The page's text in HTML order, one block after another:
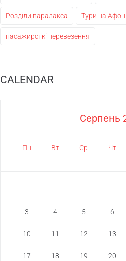
Розділи паралакса Тури на Афон
пасажирсткі перевезення
CALENDAR
Серпень
Пн Вт Ср Чт
3 4 5 6
10 11 12 13
17 18 19 20